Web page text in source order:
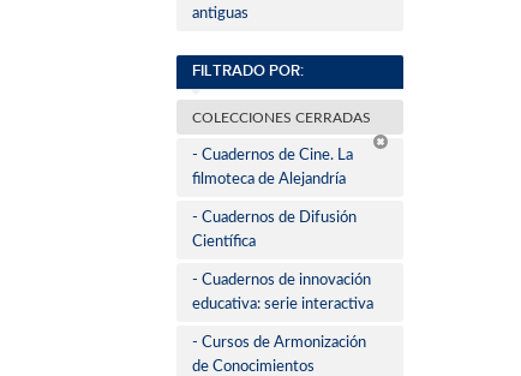
antiguas
FILTRADO POR:
COLECCIONES CERRADAS
- Cuadernos de Cine. La
filmoteca de Alejandría
- Cuadernos de Difusión
Científica
- Cuadernos de innovación
educativa: serie interactiva
- Cursos de Armonización
de Conocimientos